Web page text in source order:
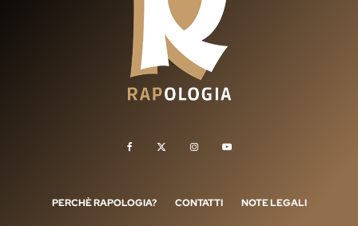
PERCHÈ RAPOLOGIA? CONTATTI NOTE LEGALI